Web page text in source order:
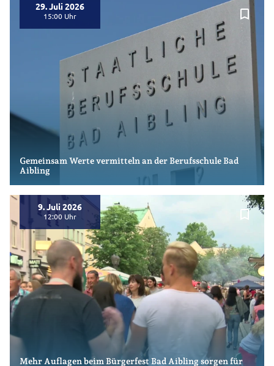
bookmark_border
29. Juli 2026
15:00
Gemeinsam Werte vermitteln an der Berufsschule Bad
Aibling
bookmark_border
9. Juli 2026
12:00
Mehr Auflagen beim Bürgerfest Bad Aibling sorgen für